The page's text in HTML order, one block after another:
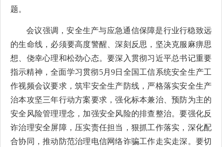
题。
会议强调，安全生产与应急通信保障是行业行稳致远
的生命线，必须要高度警醒、深刻反思，坚决克服麻痹思
想、侥幸心理和松劲心态。要深入贯彻习近平总书记重要
指示精神，全面学习贯彻5月9日全国工信系统安全生产工
作视频会议要求， 筑牢安全生产防线，严格落实安全生产
治本攻坚三年行动方案要求，强化标本兼治、预防为主的
安全风险管理理念，加强安全风险的排查整治。要强化反
诈治理安全屏障，压实责任担当，狠抓工作落实，深化配
合协同，推动防范治理电信网络诈骗工作走实走深。要切